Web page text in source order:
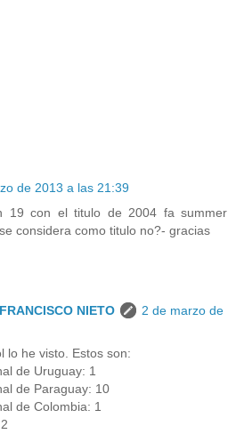
de 2013 a las 21:39
19 con el titulo de 2004 fa summer
considera como titulo no?- gracias
NIETO
2 de marzo de
lo he visto. Estos son:
de Uruguay: 1
de Paraguay: 10
de Colombia: 1